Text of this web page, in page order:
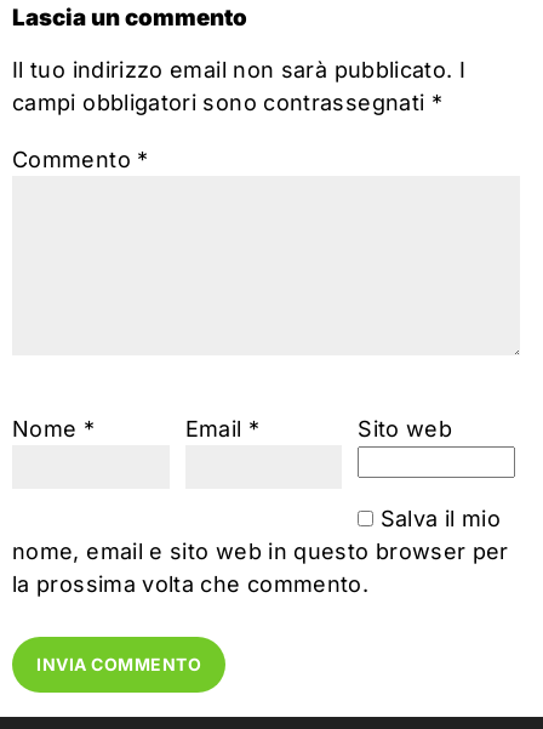
Lascia un commento
Il tuo indirizzo email non sarà pubblicato. I
campi obbligatori sono contrassegnati *
Commento *
Nome * Email * Sito web
Salva il mio
nome, email e sito web in questo browser per
la prossima volta che commento.